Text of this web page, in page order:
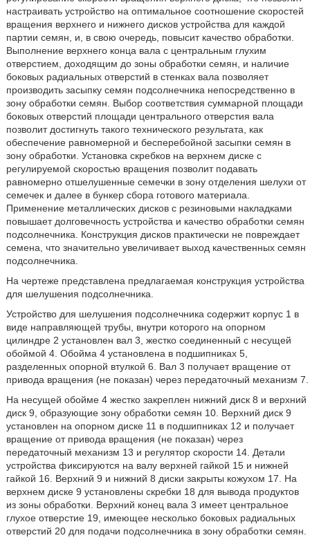
настраивать устройство на оптимальное соотношение скоростей
вращения верхнего и нижнего дисков устройства для каждой
партии семян, и, в свою очередь, повысит качество обработки.
Выполнение верхнего конца вала с центральным глухим
отверстием, доходящим до зоны обработки семян, и наличие
боковых радиальных отверстий в стенках вала позволяет
производить засыпку семян подсолнечника непосредственно в
зону обработки семян. Выбор соответствия суммарной площади
боковых отверстий площади центрального отверстия вала
позволит достигнуть такого технического результата, как
обеспечение равномерной и бесперебойной засыпки семян в
зону обработки. Установка скребков на верхнем диске с
регулируемой скоростью вращения позволит подавать
равномерно отшелушенные семечки в зону отделения шелухи от
семечек и далее в бункер сбора готового материала.
Применение металлических дисков с резиновыми накладками
повышает долговечность устройства и качество обработки семян
подсолнечника. Конструкция дисков практически не повреждает
семена, что значительно увеличивает выход качественных семян
подсолнечника.
На чертеже представлена предлагаемая конструкция устройства
для шелушения подсолнечника.
Устройство для шелушения подсолнечника содержит корпус 1 в
виде направляющей трубы, внутри которого на опорном
цилиндре 2 установлен вал 3, жестко соединенный с несущей
обоймой 4. Обойма 4 установлена в подшипниках 5,
разделенных опорной втулкой 6. Вал 3 получает вращение от
привода вращения (не показан) через передаточный механизм 7.
На несущей обойме 4 жестко закреплен нижний диск 8 и верхний
диск 9, образующие зону обработки семян 10. Верхний диск 9
установлен на опорном диске 11 в подшипниках 12 и получает
вращение от привода вращения (не показан) через
передаточный механизм 13 и регулятор скорости 14. Детали
устройства фиксируются на валу верхней гайкой 15 и нижней
гайкой 16. Верхний 9 и нижний 8 диски закрыты кожухом 17. На
верхнем диске 9 установлены скребки 18 для вывода продуктов
из зоны обработки. Верхний конец вала 3 имеет центральное
глухое отверстие 19, имеющее несколько боковых радиальных
отверстий 20 для подачи подсолнечника в зону обработки семян.